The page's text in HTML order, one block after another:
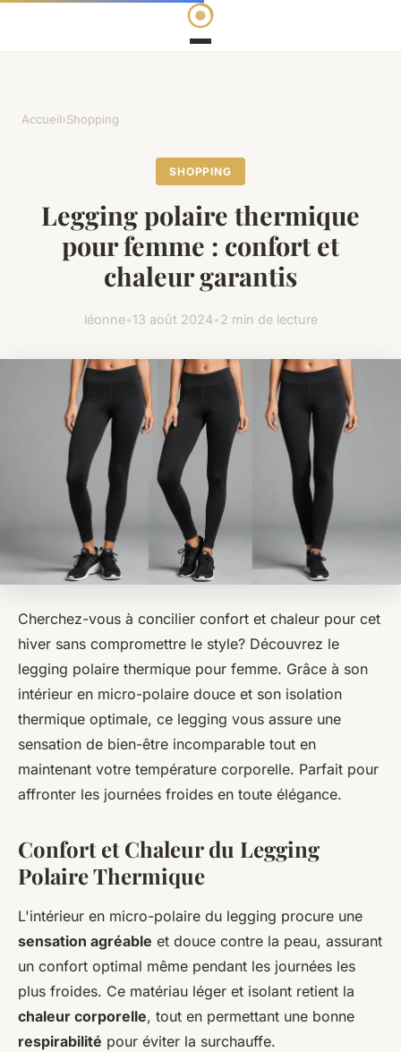
Accueil›Shopping
SHOPPING
Legging polaire thermique
pour femme : confort et
chaleur garantis
léonne•13 août 2024•2 min de lecture
Cherchez-vous à concilier confort et chaleur pour cet
hiver sans compromettre le style? Découvrez le
legging polaire thermique pour femme. Grâce à son
intérieur en micro-polaire douce et son isolation
thermique optimale, ce legging vous assure une
sensation de bien-être incomparable tout en
maintenant votre température corporelle. Parfait pour
affronter les journées froides en toute élégance.
Confort et Chaleur du Legging
Polaire Thermique
L'intérieur en micro-polaire du legging procure une
sensation agréable et douce contre la peau, assurant
un confort optimal même pendant les journées les
plus froides. Ce matériau léger et isolant retient la
chaleur corporelle, tout en permettant une bonne
respirabilité pour éviter la surchauffe.